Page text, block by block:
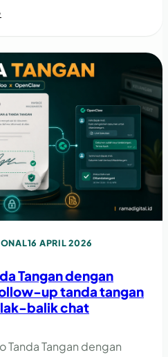
16 APRIL 2026
Tangan dengan
up tanda tangan
balik chat
Tanda Tangan dengan